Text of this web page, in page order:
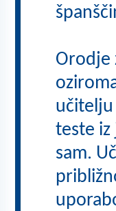
Orodje
učitelju
teste iz
sam.